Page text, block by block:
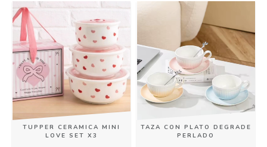
TUPPER CERAMICA MINI
LOVE SET X3
TAZA CON PLATO DEGRADE
PERLADO